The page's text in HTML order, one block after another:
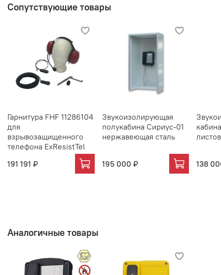
Сопутствующие товары
Гарнитура FHF 11286104
для
взрывозащищенного
телефона ExResistTel
191 191 ₽
Звукоизолирующая
полукабина Сириус-01
нержавеющая сталь
195 000 ₽ 138
Аналогичные товары